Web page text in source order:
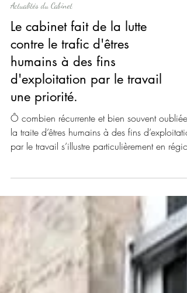
Actualités du Cabinet
Le cabinet fait de la lutte
contre le trafic d'êtres
humains à des fins
d'exploitation par le travail
une priorité.
par le travail s’illustre particulièrement en région
Nouvelle Aquitaine. Des conditions de travail
extrêmement difficiles, des logements indignes
et une réduction de la personne de nationalité
étrangère à l’état d’objet à vocation
économique. Un dossier que le cabinet suivra
d’extrêmement près en afin de combattre ces